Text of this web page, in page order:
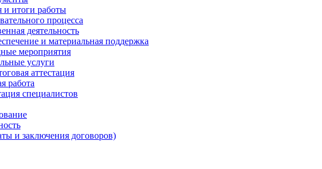
и итоги работы
процесса
деятельность
и материальная поддержка
мероприятия
услуги
аттестация
работа
специалистов
и заключения договоров)